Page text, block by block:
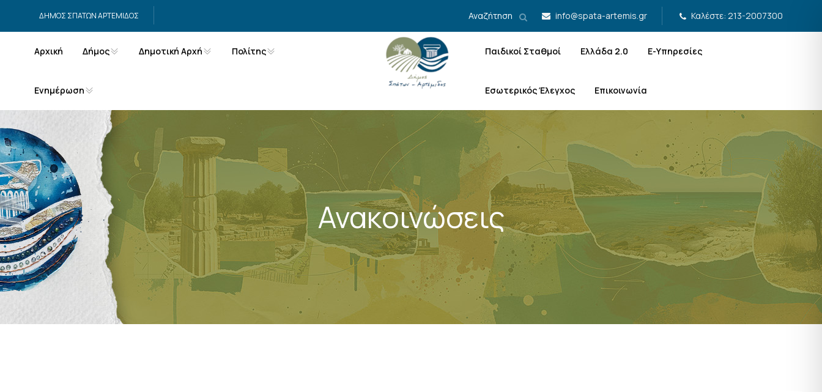
ΔΗΜΟΣ ΣΠΑΤΩΝ ΑΡΤΕΜΙΔΟΣ Αναζήτηση info@spata-artemis.gr Καλέστε: 213-2007300
Αρχική Δήμος Δημοτική Αρχή Πολίτης
Ενημέρωση
Παιδικοί Σταθμοί Ελλάδα 2.0 Ε-Υπηρεσίες
Εσωτερικός Έλεγχος Επικοινωνία
Ανακοινώσεις